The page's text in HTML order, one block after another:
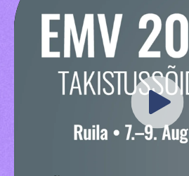
TURVALINE SPORT
AUSA MÄNGU PÕHIMÕTTED
Välisvõistlustel Osaleja Meelespea
KOLMEVÕISTLUS
Regulatsioonid
Võistluskalender